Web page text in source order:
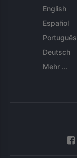
English
Español
Português
Deutsch
Mehr ...